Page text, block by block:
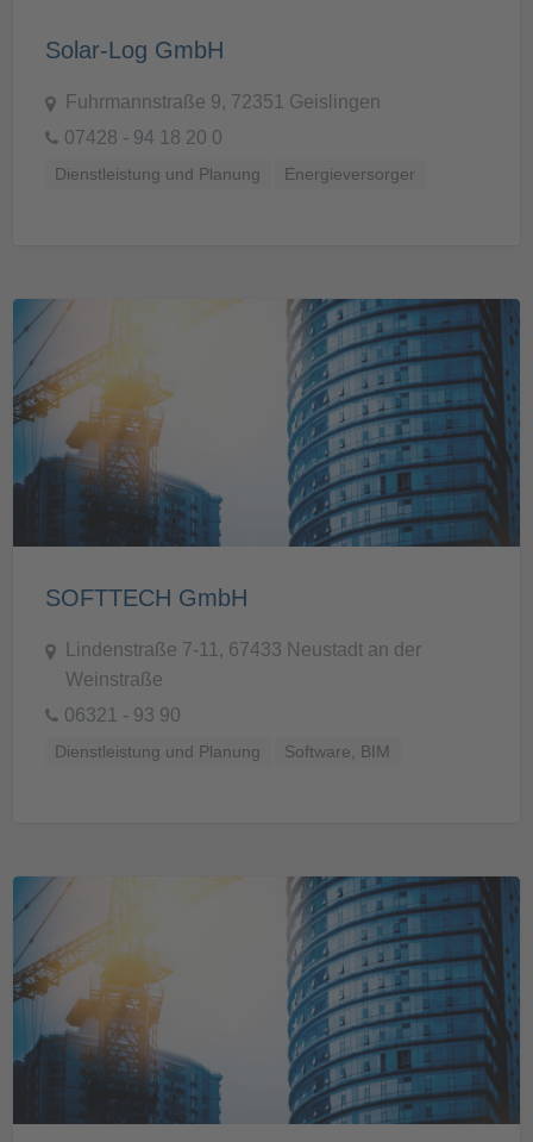
Solar-Log GmbH
Fuhrmannstraße 9, 72351 Geislingen
07428 - 94 18 20 0
Dienstleistung und Planung Energieversorger
SOFTTECH GmbH
Lindenstraße 7-11, 67433 Neustadt an der
Weinstraße
06321 - 93 90
Dienstleistung und Planung Software, BIM